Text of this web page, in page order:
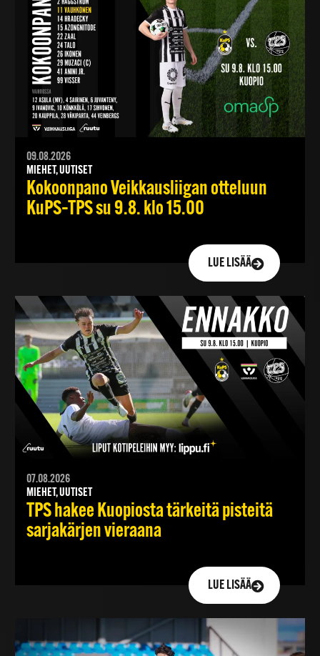
09.08.2026
MIEHET, UUTISET
Kokoonpano Veikkausliigan otteluun
KuPS–TPS su 9.8. klo 15.00
LUE LISÄÄ
07.08.2026
MIEHET, UUTISET
TPS hakee Kuopiosta tärkeitä pisteitä
sarjakärjen vieraana
LUE LISÄÄ